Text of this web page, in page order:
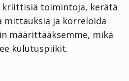
kriittisiä toimintoja, kerätä
mittauksia ja korreloida
määrittääksemme, mikä
kulutuspiikit.